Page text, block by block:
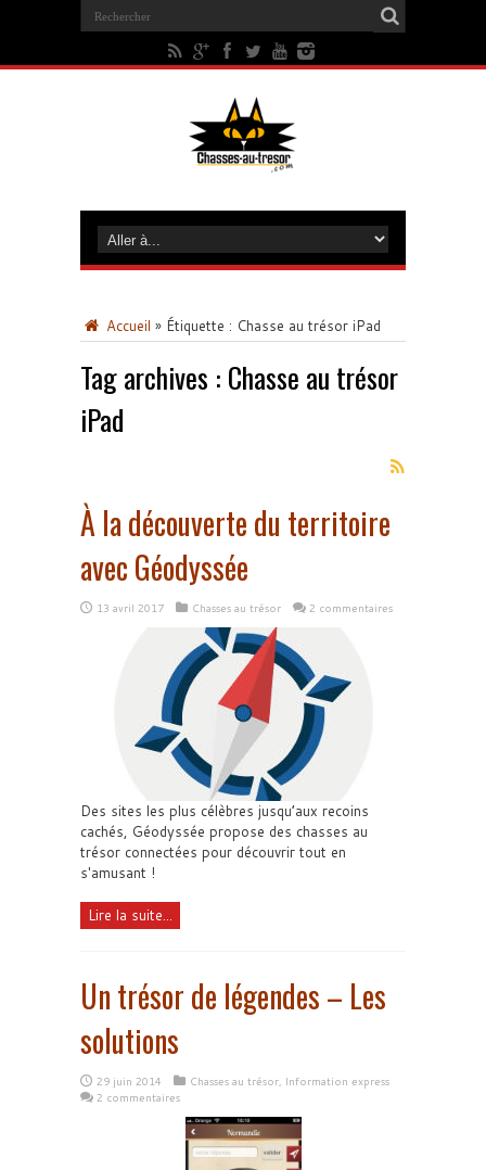
Accueil » Étiquette : Chasse au trésor iPad
Tag archives : Chasse au trésor
iPad
À la découverte du territoire
avec Géodyssée
13 avril 2017 Chasses au trésor 2 commentaires
Des sites les plus célèbres jusqu’aux recoins
cachés, Géodyssée propose des chasses au
trésor connectées pour découvrir tout en
s'amusant !
Lire la suite...
Un trésor de légendes – Les
solutions
29 juin 2014 Chasses au trésor, Information express
2 commentaires